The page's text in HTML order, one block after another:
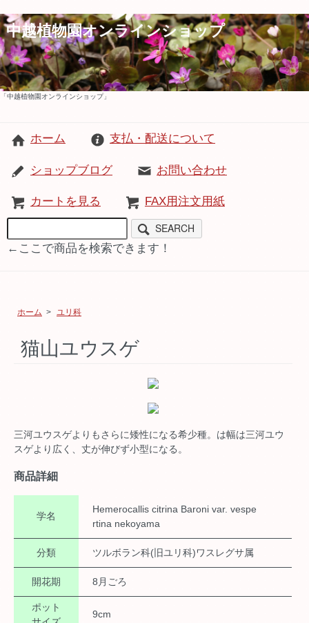
中越植物園オンラインショップ
「中越植物園オンラインショップ」
ホーム 支払・配送について
ショップブログ お問い合わせ
カートを見る FAX用注文用紙
SEARCH
←ここで商品を検索できます！
ホーム > ユリ科
猫山ユウスゲ
三河ユウスゲよりもさらに矮性になる希少種。は幅は三河ユウ
スゲより広く、丈が伸びず小型になる。
商品詳細
学名
Hemerocallis citrina Baroni var. vespe
rtina nekoyama
分類 ツルボラン科(旧ユリ科)ワスレグサ属
開花期 8月ごろ
ポット
9cm